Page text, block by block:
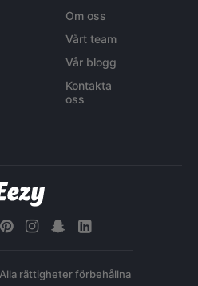
Om oss
Vårt team
Vår blogg
Kontakta
oss
rättigheter förbehållna